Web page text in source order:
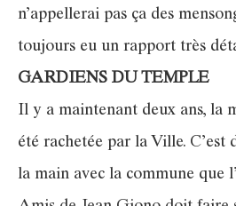
n’appellerai pas ça des
toujours eu un rapport très
GARDIENS DU TEMPLE
Il y a maintenant deux ans, la
été rachetée par la Ville. C’est
la main avec la commune que